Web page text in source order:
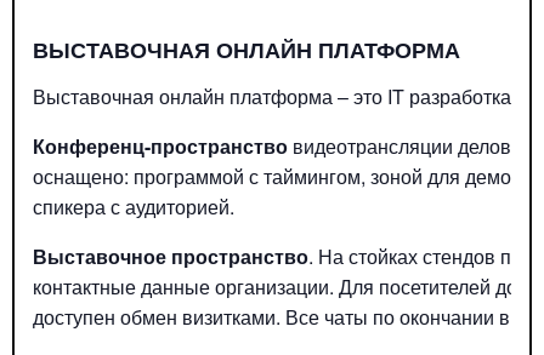
ВЫСТАВОЧНАЯ ОНЛАЙН ПЛАТФОРМА
Выставочная онлайн платформа – это IT разработка
Конференц-пространство видеотрансляции
оснащено: программой с таймингом, зоной для
спикера с аудиторией.
Выставочное пространство. На стойках стендов
контактные данные организации. Для посетителей
доступен обмен визитками. Все чаты по окончании